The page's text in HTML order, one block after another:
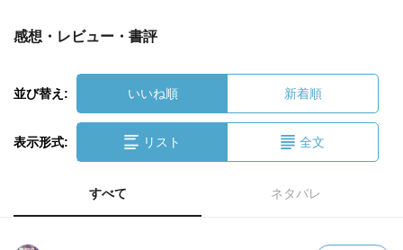
感想・レビュー・書評
並び替え: いいね順 新着順
表示形式: リスト 全文
すべて ネタバレ